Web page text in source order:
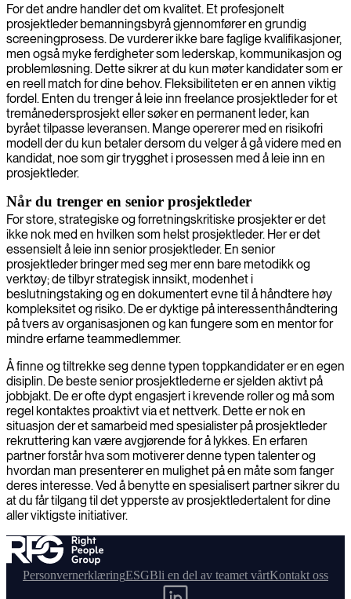
For det andre handler det om kvalitet. Et profesjonelt
prosjektleder bemanningsbyrå gjennomfører en grundig
screeningprosess. De vurderer ikke bare faglige kvalifikasjoner,
men også myke ferdigheter som lederskap, kommunikasjon og
problemløsning. Dette sikrer at du kun møter kandidater som er
en reell match for dine behov. Fleksibiliteten er en annen viktig
fordel. Enten du trenger å leie inn freelance prosjektleder for et
tremånedersprosjekt eller søker en permanent leder, kan
byrået tilpasse leveransen. Mange opererer med en risikofri
modell der du kun betaler dersom du velger å gå videre med en
kandidat, noe som gir trygghet i prosessen med å leie inn en
prosjektleder.
Når du trenger en senior prosjektleder
For store, strategiske og forretningskritiske prosjekter er det
ikke nok med en hvilken som helst prosjektleder. Her er det
essensielt å leie inn senior prosjektleder. En senior
prosjektleder bringer med seg mer enn bare metodikk og
verktøy; de tilbyr strategisk innsikt, modenhet i
beslutningstaking og en dokumentert evne til å håndtere høy
kompleksitet og risiko. De er dyktige på interessenthåndtering
på tvers av organisasjonen og kan fungere som en mentor for
mindre erfarne teammedlemmer.
Å finne og tiltrekke seg denne typen toppkandidater er en egen
disiplin. De beste senior prosjektlederne er sjelden aktivt på
jobbjakt. De er ofte dypt engasjert i krevende roller og må som
regel kontaktes proaktivt via et nettverk. Dette er nok en
situasjon der et samarbeid med spesialister på prosjektleder
rekruttering kan være avgjørende for å lykkes. En erfaren
partner forstår hva som motiverer denne typen talenter og
hvordan man presenterer en mulighet på en måte som fanger
deres interesse. Ved å benytte en spesialisert partner sikrer du
at du får tilgang til det ypperste av prosjektledertalent for dine
aller viktigste initiativer.
PersonvernerklæringESGBli en del av teamet vårtKontakt oss